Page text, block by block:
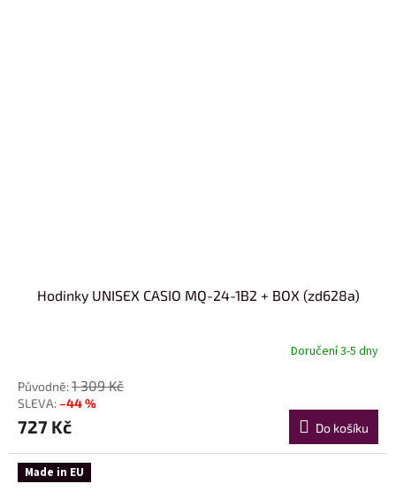
Hodinky UNISEX CASIO MQ-24-1B2 + BOX (zd628a)
Doručení 3-5 dny
1 309 Kč
–44 %
727 Kč Do košíku
Made in EU